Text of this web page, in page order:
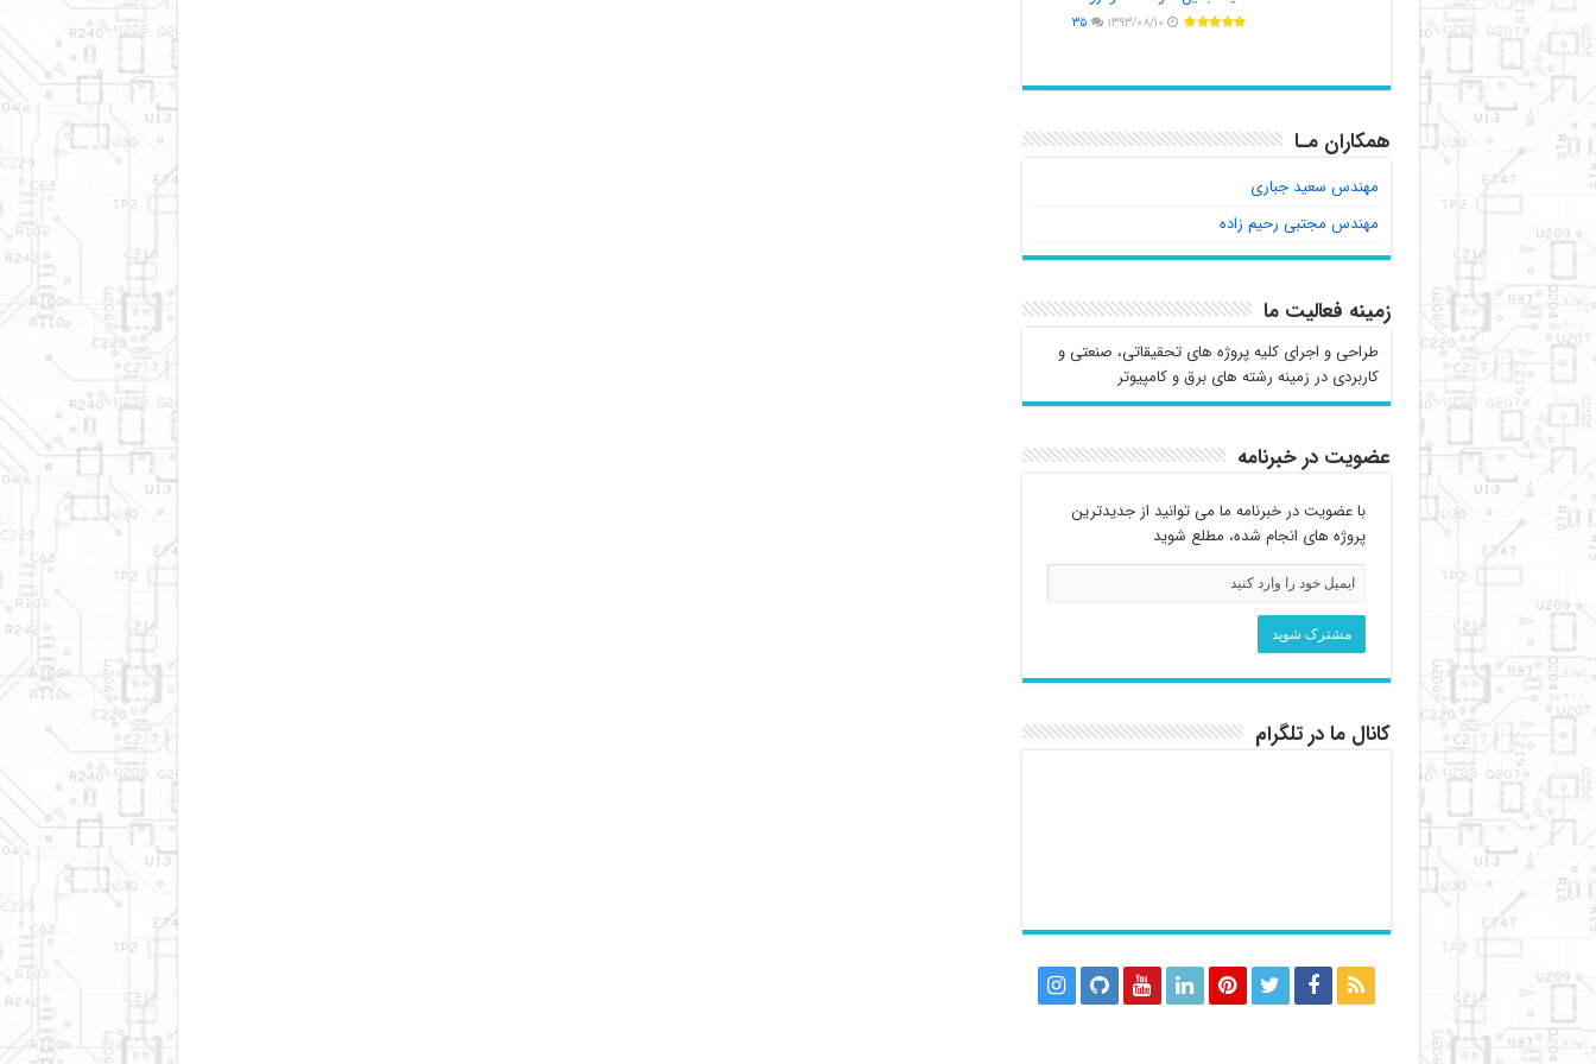
۱۳۹۳/۰۸/۱۰ ۳۵
همکاران مـا
مهندس سعید جباری
مهندس مجتبی رحیم زاده
زمینه فعالیت ما
طراحی و اجرای کلیه پروژه های تحقیقاتی، صنعتی و
کاربردی در زمینه رشته های برق و کامپیوتر
عضویت در خبرنامه
با عضویت در خبرنامه ما می توانید از جدیدترین
پروژه های انجام شده، مطلع شوید
کانال ما در تلگرام